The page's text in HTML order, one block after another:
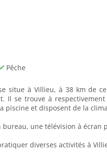
Pêche
situe à Villieu, à 38 km de
se trouve à respectivement
et disposent de la
une télévision à
diverses activités à